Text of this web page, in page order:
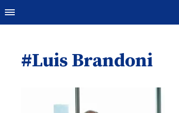
#Luis Brandoni